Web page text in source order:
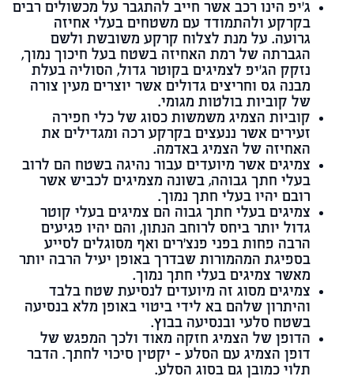
ג'יפ הינו רכב אשר חייב להתגבר על מכשולים רבים
בקרקע ולהתמודד עם משטחים בעלי אחיזה
גרועה. על מנת לצלוח קרקע משובשת ולשם
הגברתה של רמת האחיזה בשטח בעל חיכוך נמוך,
נזקק הג'יפ לצמיגים בקוטר גדול, הסוליה בעלת
מבנה גס וחריצים גדולים אשר יוצרים מעין צורה
של קוביות בולטות מגומי.
קוביות הצמיג משמשות כסוג של כלי חפירה
זעירים אשר ננעצים בקרקע רכה ומגדילים את
האחיזה של הצמיג באדמה.
צמיגים אשר מיועדים עבור נהיגה בשטח הם לרוב
בעלי חתך גבוהה, בשונה מצמיגים לכביש אשר
רובם יהיו בעלי חתך נמוך.
צמיגים בעלי חתך גבוה הם צמיגים בעלי קוטר
גדול יותר ביחס לרוחב הנתון, והם יהיו פגיעים
הרבה פחות בפני פנצ'רים ואף מסוגלים לסייע
בספיגת המהמורות שבדרך באופן יעיל הרבה יותר
מאשר צמיגים בעלי חתך נמוך.
צמיגים מסוג זה מיועדים לנסיעת שטח בלבד
והיתרון שלהם בא לידי ביטוי באופן מלא בנסיעה
בשטח סלעי ובנסיעה בבוץ.
הדופן של הצמיג חזקה מאוד ולכך המפגש של
דופן הצמיג עם הסלע - יקטין סיכוי לחתך. הדבר
תלוי כמובן גם בסוג הסלע.